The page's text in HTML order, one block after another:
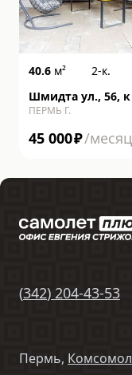
40.6 м² 2-к.
Шмидта ул., 56, к
ПЕРМЬ Г.
45 000₽/месяц
(342) 204-43-53
Пермь,